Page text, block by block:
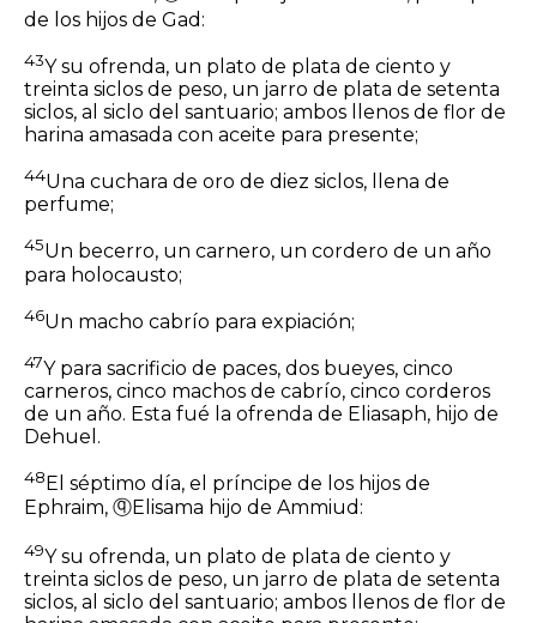
de los hijos de Gad:
43Y su ofrenda, un plato de plata de ciento y
treinta siclos de peso, un jarro de plata de setenta
siclos, al siclo del santuario; ambos llenos de flor de
harina amasada con aceite para presente;
44Una cuchara de oro de diez siclos, llena de
perfume;
45Un becerro, un carnero, un cordero de un año
para holocausto;
46Un macho cabrío para expiación;
47Y para sacrificio de paces, dos bueyes, cinco
carneros, cinco machos de cabrío, cinco corderos
de un año. Esta fué la ofrenda de Eliasaph, hijo de
Dehuel.
48 El séptimo día, el príncipe de los hijos de
Ephraim, ⓠElisama hijo de Ammiud:
49Y su ofrenda, un plato de plata de ciento y
treinta siclos de peso, un jarro de plata de setenta
siclos, al siclo del santuario; ambos llenos de flor de